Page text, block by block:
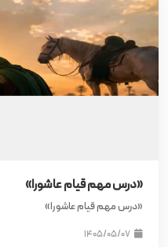
«درس‌ مهم قیام عاشورا»
«درس‌ مهم قیام عاشورا»
۱۴۰۵/۰۵/۰۷